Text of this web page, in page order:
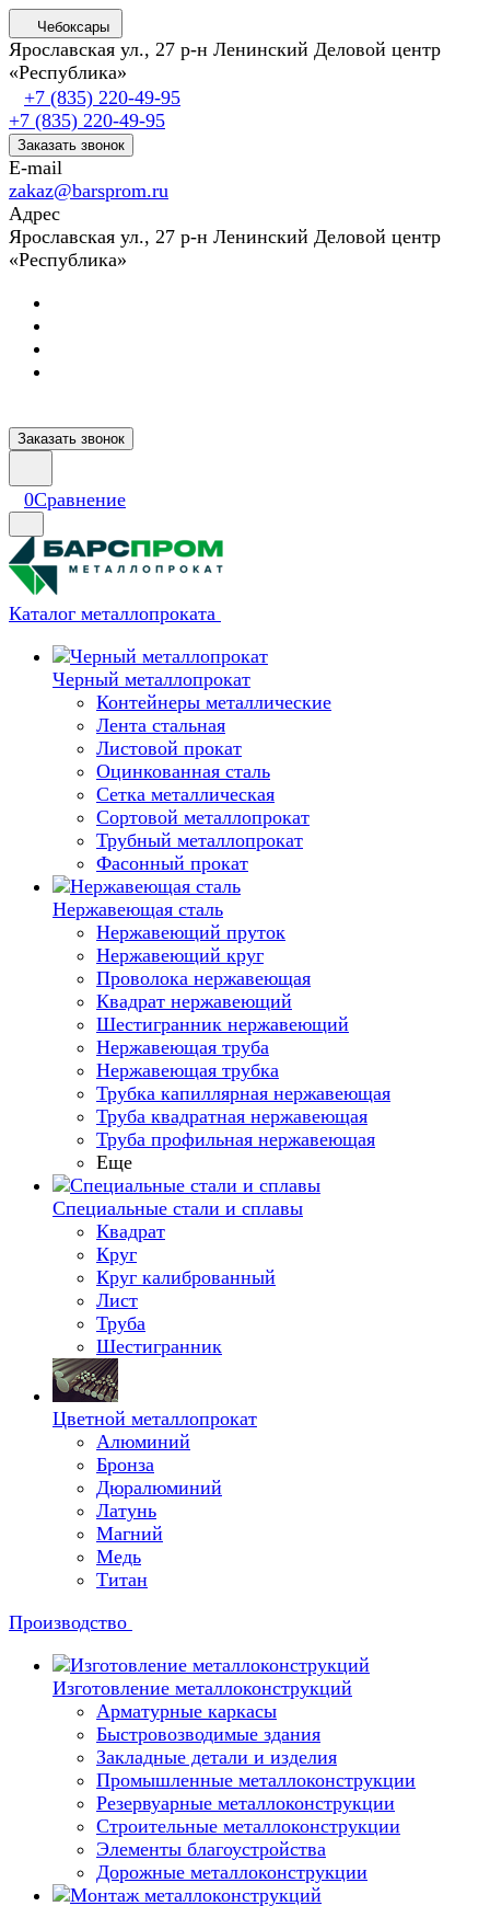
Чебоксары
Ярославская ул., 27 р-н Ленинский Деловой центр
«Республика»
+7 (835) 220-49-95
+7 (835) 220-49-95
Заказать звонок
E-mail
zakaz@barsprom.ru
Адрес
Ярославская ул., 27 р-н Ленинский Деловой центр
«Республика»
Заказать звонок
0Сравнение
Каталог металлопроката
Черный металлопрокат
Контейнеры металлические
Лента стальная
Листовой прокат
Оцинкованная сталь
Сетка металлическая
Сортовой металлопрокат
Трубный металлопрокат
Фасонный прокат
Нержавеющая сталь
Нержавеющий пруток
Нержавеющий круг
Проволока нержавеющая
Квадрат нержавеющий
Шестигранник нержавеющий
Нержавеющая труба
Нержавеющая трубка
Трубка капиллярная нержавеющая
Труба квадратная нержавеющая
Труба профильная нержавеющая
Еще
Специальные стали и сплавы
Квадрат
Круг
Круг калиброванный
Лист
Труба
Шестигранник
Цветной металлопрокат
Алюминий
Бронза
Дюралюминий
Латунь
Магний
Медь
Титан
Производство
Изготовление металлоконструкций
Арматурные каркасы
Быстровозводимые здания
Закладные детали и изделия
Промышленные металлоконструкции
Резервуарные металлоконструкции
Строительные металлоконструкции
Элементы благоустройства
Дорожные металлоконструкции